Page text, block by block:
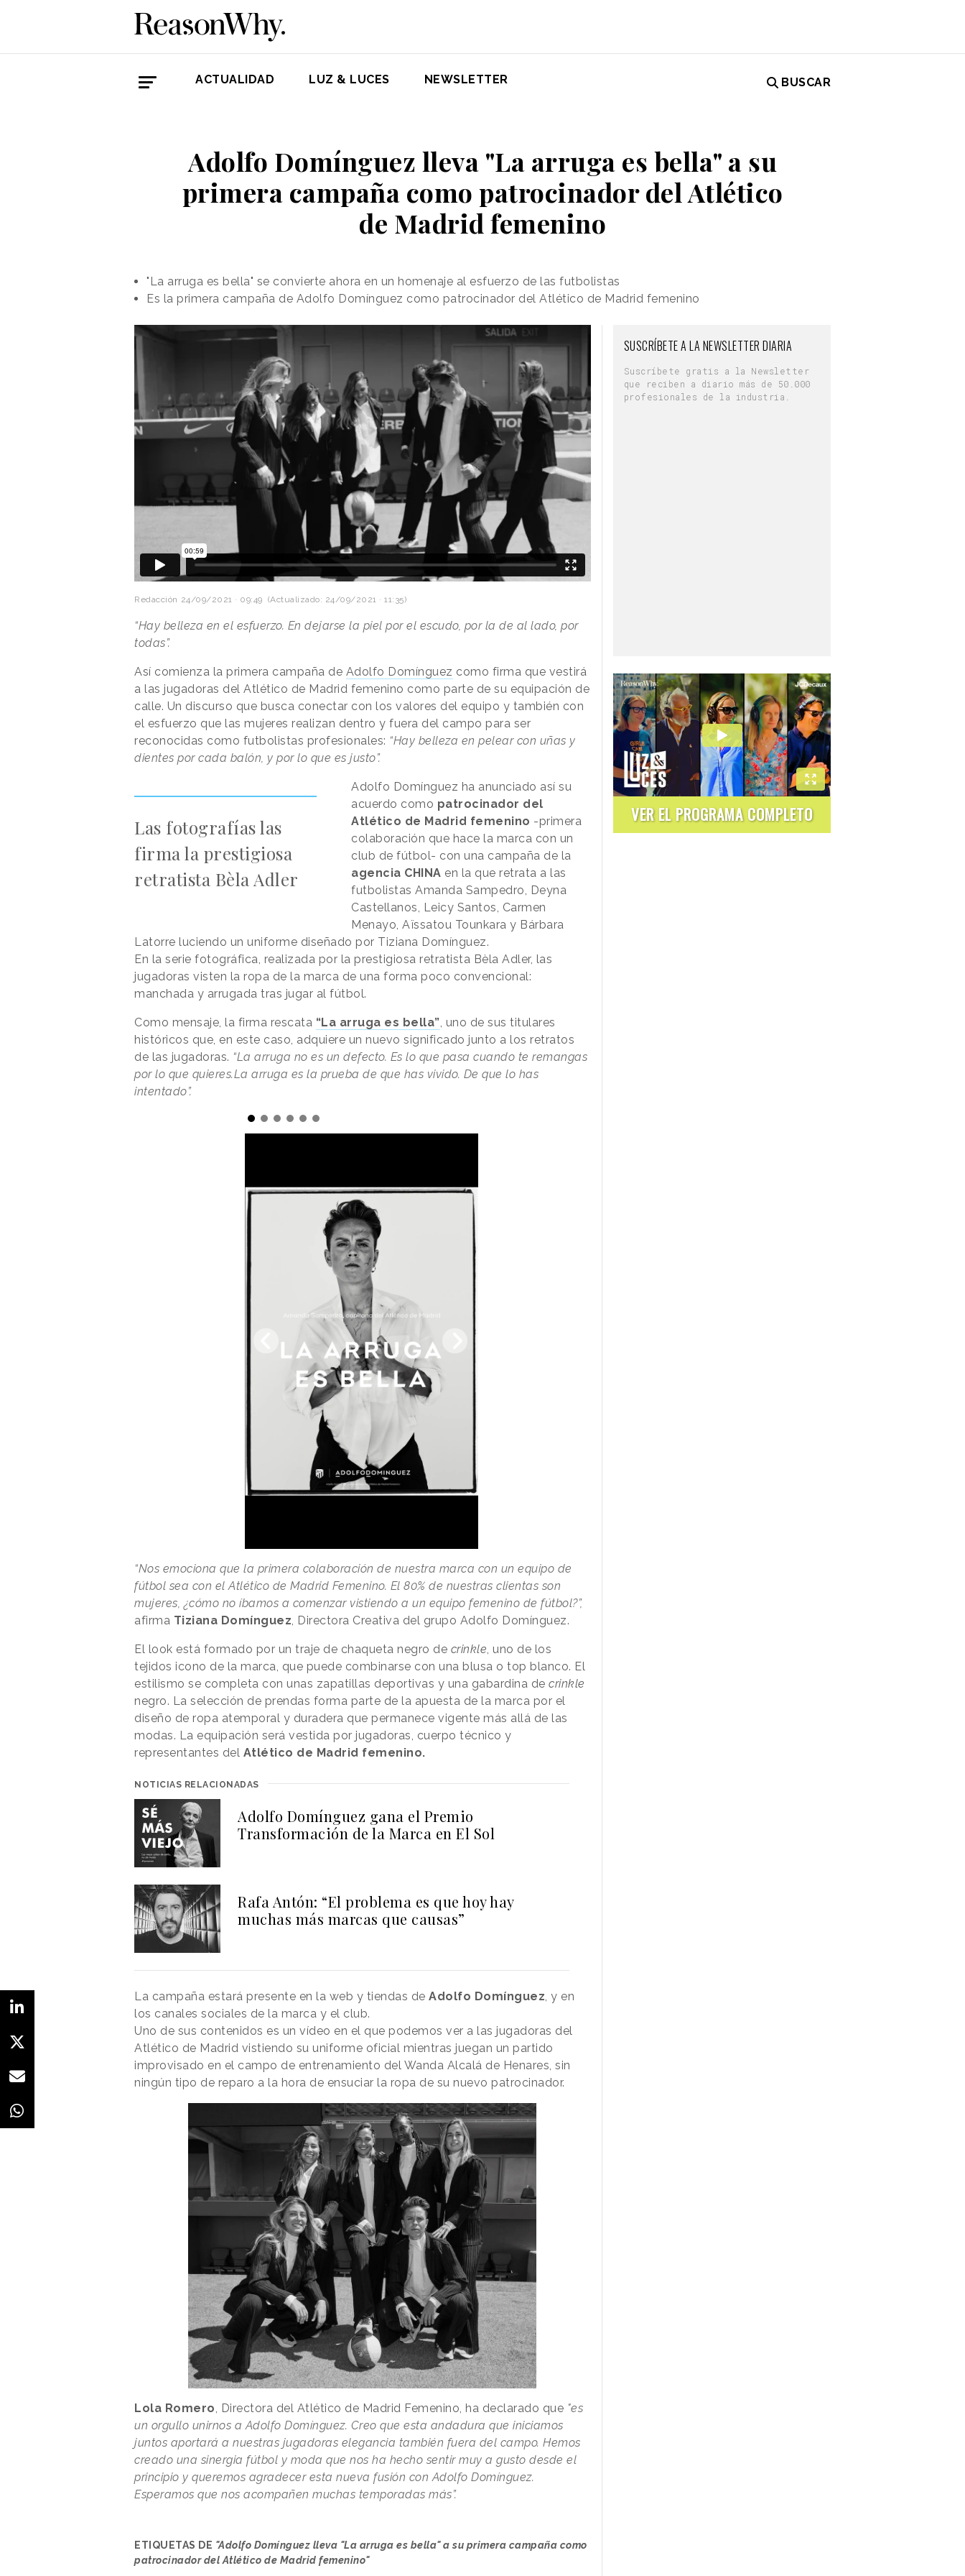
ACTUALIDAD LUZ & LUCES NEWSLETTER BUSCAR
Adolfo Domínguez lleva "La arruga es bella" a su
primera campaña como patrocinador del Atlético
de Madrid femenino
"La arruga es bella" se convierte ahora en un homenaje al esfuerzo de las futbolistas
Es la primera campaña de Adolfo Domínguez como patrocinador del Atlético de Madrid femenino
Redacción 24/09/2021 · 09:49 (Actualizado: 24/09/2021 · 11:35)
“Hay belleza en el esfuerzo. En dejarse la piel por el escudo, por la de al lado, por
todas”.
Así comienza la primera campaña de Adolfo Domínguez como firma que vestirá
a las jugadoras del Atlético de Madrid femenino como parte de su equipación de
calle. Un discurso que busca conectar con los valores del equipo y también con
el esfuerzo que las mujeres realizan dentro y fuera del campo para ser
reconocidas como futbolistas profesionales: “Hay belleza en pelear con uñas y
dientes por cada balón, y por lo que es justo”.
Las fotografías las
firma la prestigiosa
retratista Bèla Adler
Adolfo Domínguez ha anunciado así su
acuerdo como patrocinador del
Atlético de Madrid femenino -primera
colaboración que hace la marca con un
club de fútbol- con una campaña de la
agencia CHINA en la que retrata a las
futbolistas Amanda Sampedro, Deyna
Castellanos, Leicy Santos, Carmen
Menayo, Aïssatou Tounkara y Bárbara
Latorre luciendo un uniforme diseñado por Tiziana Domínguez.
En la serie fotográfica, realizada por la prestigiosa retratista Bèla Adler, las
jugadoras visten la ropa de la marca de una forma poco convencional:
manchada y arrugada tras jugar al fútbol.
Como mensaje, la firma rescata “La arruga es bella”, uno de sus titulares
históricos que, en este caso, adquiere un nuevo significado junto a los retratos
de las jugadoras. “La arruga no es un defecto. Es lo que pasa cuando te remangas
por lo que quieres.La arruga es la prueba de que has vivido. De que lo has
intentado”.
“Nos emociona que la primera colaboración de nuestra marca con un equipo de
fútbol sea con el Atlético de Madrid Femenino. El 80% de nuestras clientas son
mujeres, ¿cómo no íbamos a comenzar vistiendo a un equipo femenino de fútbol?”,
afirma Tiziana Domínguez, Directora Creativa del grupo Adolfo Domínguez.
El look está formado por un traje de chaqueta negro de crinkle, uno de los
tejidos icono de la marca, que puede combinarse con una blusa o top blanco. El
estilismo se completa con unas zapatillas deportivas y una gabardina de crinkle
negro. La selección de prendas forma parte de la apuesta de la marca por el
diseño de ropa atemporal y duradera que permanece vigente más allá de las
modas. La equipación será vestida por jugadoras, cuerpo técnico y
representantes del Atlético de Madrid femenino.
NOTICIAS RELACIONADAS
Adolfo Domínguez gana el Premio
Transformación de la Marca en El Sol
Rafa Antón: “El problema es que hoy hay
muchas más marcas que causas”
La campaña estará presente en la web y tiendas de Adolfo Domínguez, y en
los canales sociales de la marca y el club.
Uno de sus contenidos es un vídeo en el que podemos ver a las jugadoras del
Atlético de Madrid vistiendo su uniforme oficial mientras juegan un partido
improvisado en el campo de entrenamiento del Wanda Alcalá de Henares, sin
ningún tipo de reparo a la hora de ensuciar la ropa de su nuevo patrocinador.
Lola Romero , Directora del Atlético de Madrid Femenino, ha declarado que "es
un orgullo unirnos a Adolfo Domínguez. Creo que esta andadura que iniciamos
juntos aportará a nuestras jugadoras elegancia también fuera del campo. Hemos
creado una sinergia fútbol y moda que nos ha hecho sentir muy a gusto desde el
principio y queremos agradecer esta nueva fusión con Adolfo Domínguez.
Esperamos que nos acompañen muchas temporadas más”.
ETIQUETAS DE "Adolfo Domínguez lleva "La arruga es bella" a su primera campaña como
patrocinador del Atlético de Madrid femenino"
SUSCRÍBETE A LA NEWSLETTER DIARIA
Suscríbete gratis a la Newsletter
que reciben a diario más de 50.000
profesionales de la industria.
VER EL PROGRAMA COMPLETO